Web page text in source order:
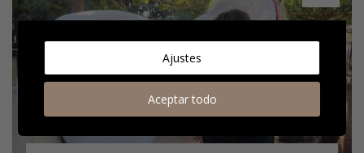
Ajustes
Aceptar todo